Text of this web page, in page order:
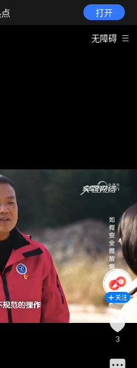
打开
无障碍
关注
3